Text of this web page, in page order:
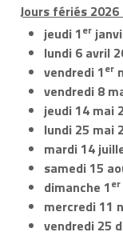
Jours fériés
jeudi 1er
lundi 6 avril
vendredi 1er
vendredi 8
jeudi 14 mai
lundi 25 mai
mardi 14
samedi 15
dimanche 1er
mercredi 11
vendredi 25